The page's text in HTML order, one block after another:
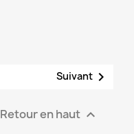
Suivant 
Retour en haut 